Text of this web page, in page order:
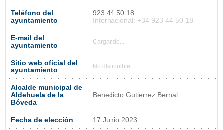
Teléfono del
ayuntamiento
923 44 50 18
Internacional: +34 923 44 50 18
E-mail del
ayuntamiento
Cargando...
Sitio web oficial del
ayuntamiento
No disponible
Alcalde municipal de
Aldehuela de la
Bóveda
Benedicto Gutierrez Bernal
Fecha de elección 17 Junio 2023